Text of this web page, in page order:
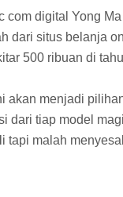
com digital Yong
dari situs belanja
500 ribuan di
akan menjadi
dari tiap model
tapi malah